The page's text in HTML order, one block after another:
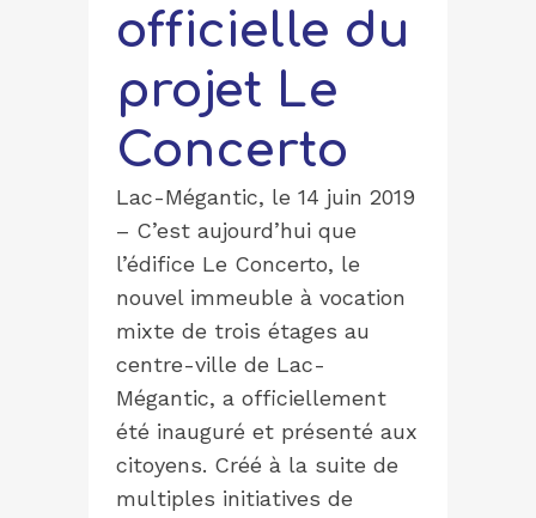
officielle du
projet Le
Concerto
Lac-Mégantic, le 14 juin 2019
– C’est aujourd’hui que
l’édifice Le Concerto, le
nouvel immeuble à vocation
mixte de trois étages au
centre-ville de Lac-
Mégantic, a officiellement
été inauguré et présenté aux
citoyens. Créé à la suite de
multiples initiatives de